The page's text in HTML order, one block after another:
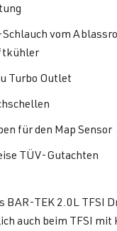
vom
Turbo Outlet
für den Map Sensor
TÜV-Gutachten
BAR-TEK 2.0L TFSI
auch beim TFSI mit